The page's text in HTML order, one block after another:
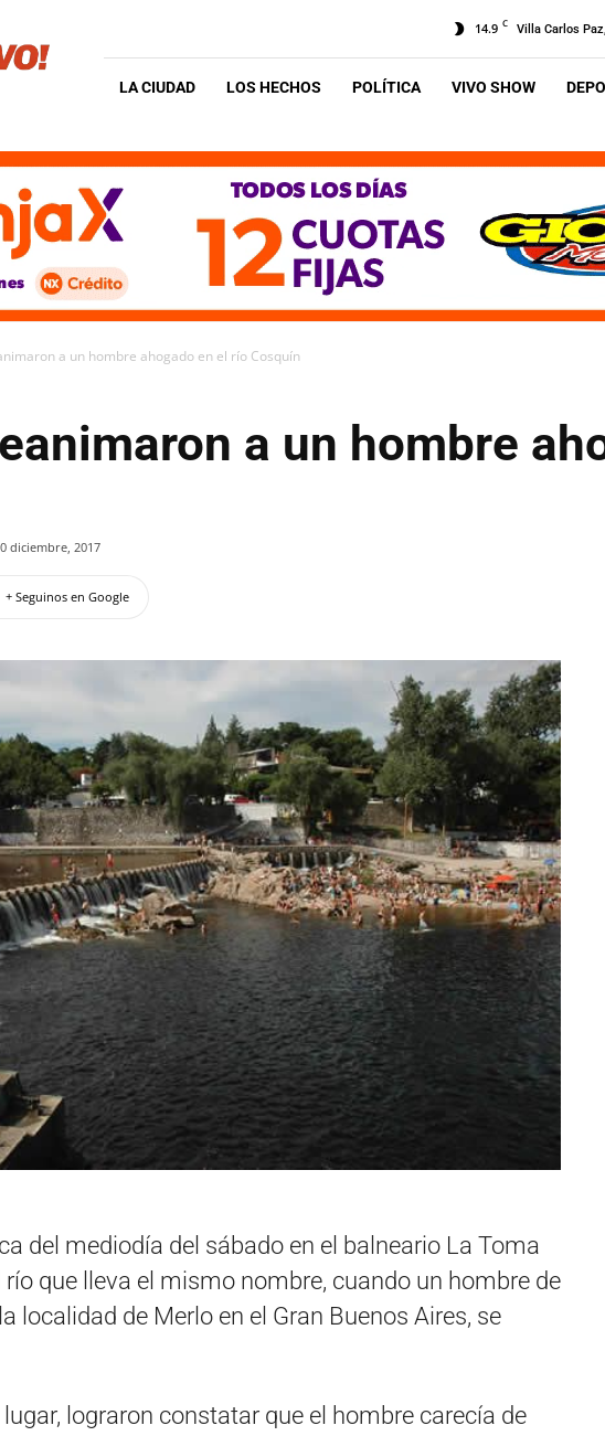
14.9 C Villa Carlos
LA CIUDAD LOS HECHOS POLÍTICA VIVO SHOW
a un hombre ahogado en el río Cosquín
a un hombre
diciembre, 2017
+ Seguinos en Google
del mediodía del sábado en el balneario La Toma
río que lleva el mismo nombre, cuando un hombre de
localidad de Merlo en el Gran Buenos Aires, se
lograron constatar que el hombre carecía de